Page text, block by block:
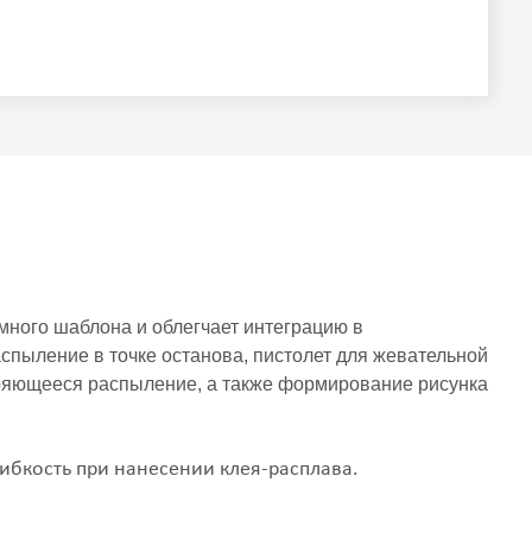
шаблона и облегчает интеграцию в
в точке останова, пистолет для жевательной
распыление, а также формирование рисунка
при нанесении клея-расплава.